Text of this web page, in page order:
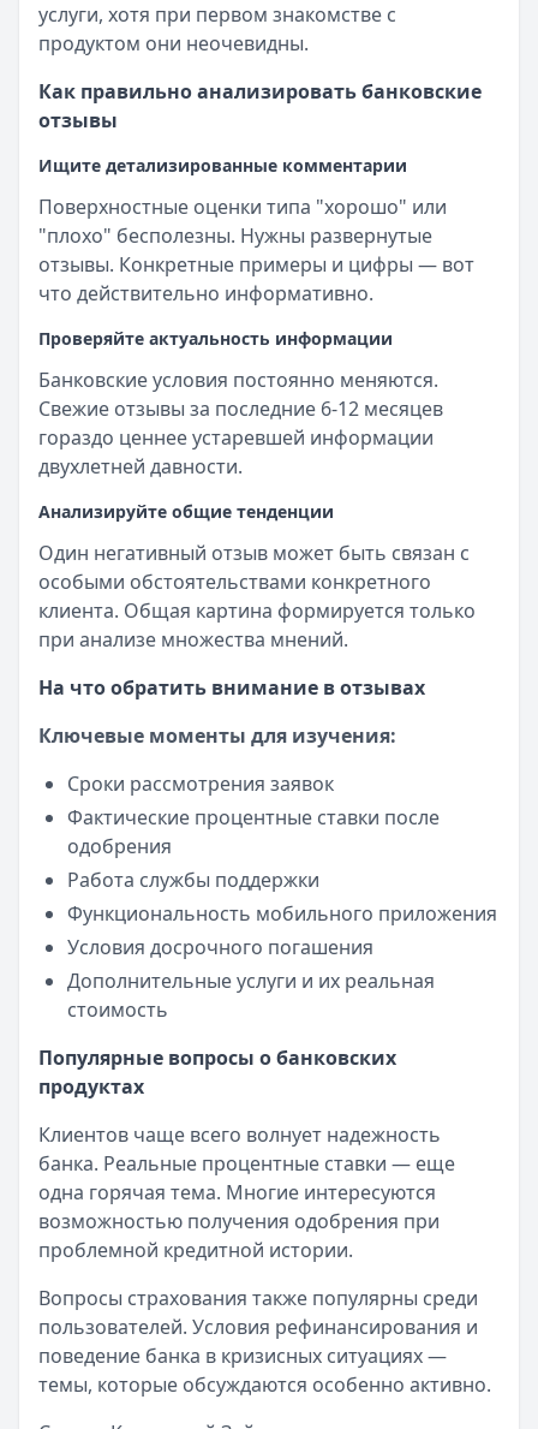
услуги, хотя при первом знакомстве с
продуктом они неочевидны.
Как правильно анализировать банковские
отзывы
Ищите детализированные комментарии
Поверхностные оценки типа "хорошо" или
"плохо" бесполезны. Нужны развернутые
отзывы. Конкретные примеры и цифры — вот
что действительно информативно.
Проверяйте актуальность информации
Банковские условия постоянно меняются.
Свежие отзывы за последние 6-12 месяцев
гораздо ценнее устаревшей информации
двухлетней давности.
Анализируйте общие тенденции
Один негативный отзыв может быть связан с
особыми обстоятельствами конкретного
клиента. Общая картина формируется только
при анализе множества мнений.
На что обратить внимание в отзывах
Ключевые моменты для изучения:
Сроки рассмотрения заявок
Фактические процентные ставки после
одобрения
Работа службы поддержки
Функциональность мобильного приложения
Условия досрочного погашения
Дополнительные услуги и их реальная
стоимость
Популярные вопросы о банковских
продуктах
Клиентов чаще всего волнует надежность
банка. Реальные процентные ставки — еще
одна горячая тема. Многие интересуются
возможностью получения одобрения при
проблемной кредитной истории.
Вопросы страхования также популярны среди
пользователей. Условия рефинансирования и
поведение банка в кризисных ситуациях —
темы, которые обсуждаются особенно активно.